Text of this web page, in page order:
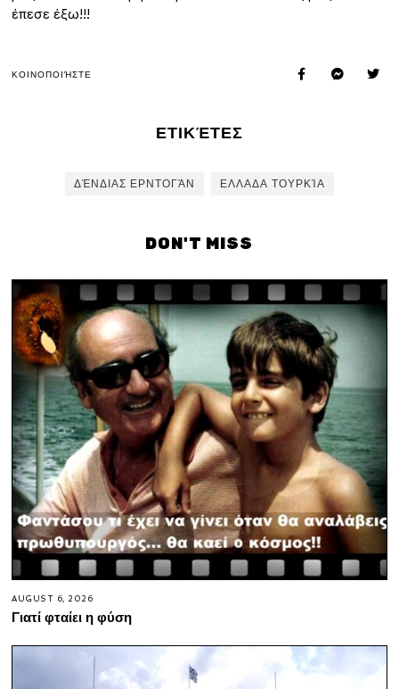
έπεσε έξω!!!
ΚΟΙΝΟΠΟΙΉΣΤΕ
ΕΤΙΚΈΤΕΣ
ΔΈΝΔΙΑΣ ΕΡΝΤΟΓΆΝ ΕΛΛΑΔΑ ΤΟΥΡΚΊΑ
DON'T MISS
AUGUST 6, 2026
Γιατί φταίει η φύση